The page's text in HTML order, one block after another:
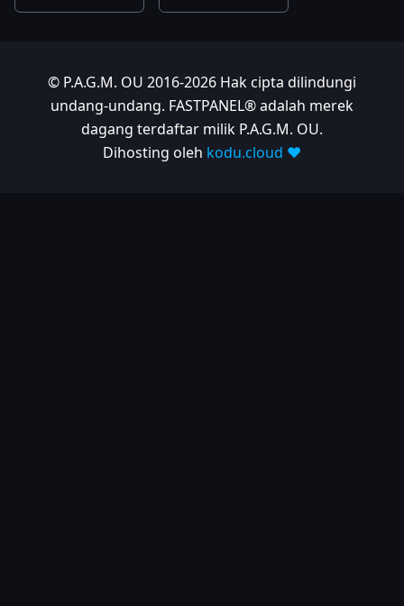
© P.A.G.M. OU 2016-2026 Hak cipta dilindungi
undang-undang. FASTPANEL® adalah merek
dagang terdaftar milik P.A.G.M. OU.
Dihosting oleh kodu.cloud ❤️